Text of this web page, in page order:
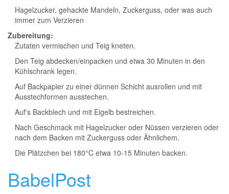
Hagelzucker, gehackte Mandeln, Zuckerguss, oder was auch
immer zum Verzieren
Zubereitung:
Zutaten vermischen und Teig kneten.
Den Teig abdecken/einpacken und etwa 30 Minuten in den
Kühlschrank legen.
Auf Backpapier zu einer dünnen Schicht ausrollen und mit
Ausstechformen ausstechen.
Auf's Backblech und mit Eigelb bestreichen.
Nach Geschmack mit Hagelzucker oder Nüssen verzieren oder
nach dem Backen mit Zuckerguss oder Ähnlichem.
Die Plätzchen bei 180°C etwa 10-15 Minuten backen.
BabelPost